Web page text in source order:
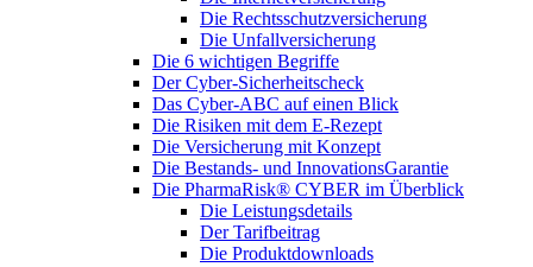
Die Rechtsschutzversicherung
Die Unfallversicherung
Die 6 wichtigen Begriffe
Der Cyber-Sicher­heits­check
Das Cyber-ABC auf einen Blick
Die Risiken mit dem E-Rezept
Die Versicherung mit Konzept
Die Bestands- und InnovationsGarantie
Die PharmaRisk® CYBER im Überblick
Die Leistungsdetails
Der Tarifbeitrag
Die Produktdownloads